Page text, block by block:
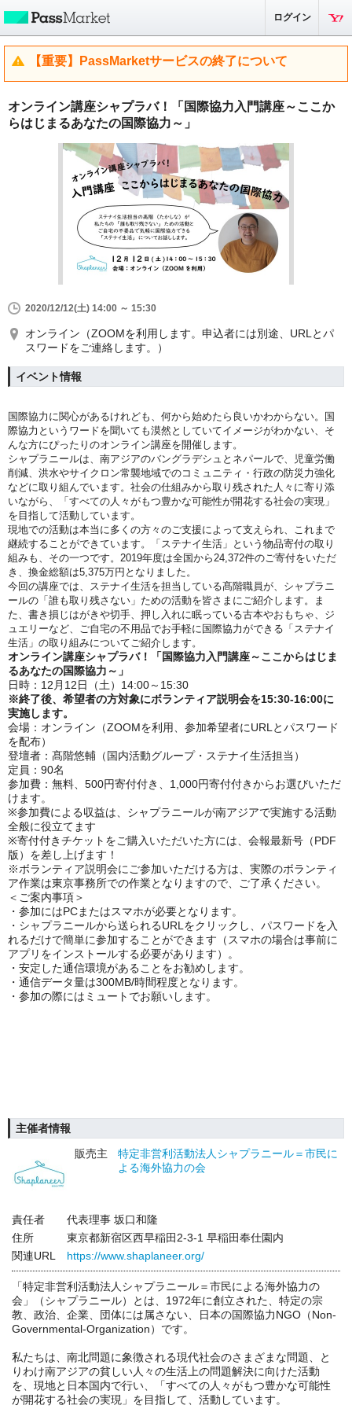
ログイン
【重要】PassMarketサービスの終了について
オンライン講座シャプラバ！「国際協力入門講座～ここか
らはじまるあなたの国際協力～」
2020/12/12(土) 14:00 ～ 15:30
オンライン（ZOOMを利用します。申込者には別途、URLとパ
スワードをご連絡します。）
イベント情報
国際協力に関心があるけれども、何から始めたら良いかわからない。国
際協力というワードを聞いても漠然としていてイメージがわかない、そ
んな方にぴったりのオンライン講座を開催します。
シャプラニールは、南アジアのバングラデシュとネパールで、児童労働
削減、洪水やサイクロン常襲地域でのコミュニティ・行政の防災力強化
などに取り組んでいます。社会の仕組みから取り残された人々に寄り添
いながら、「すべての人々がもつ豊かな可能性が開花する社会の実現」
を目指して活動しています。
現地での活動は本当に多くの方々のご支援によって支えられ、これまで
継続することができています。「ステナイ生活」という物品寄付の取り
組みも、その一つです。2019年度は全国から24,372件のご寄付をいただ
き、換金総額は5,375万円となりました。
今回の講座では、ステナイ生活を担当している髙階職員が、シャプラニ
ールの「誰も取り残さない」ための活動を皆さまにご紹介します。ま
た、書き損じはがきや切手、押し入れに眠っている古本やおもちゃ、ジ
ュエリーなど、ご自宅の不用品でお手軽に国際協力ができる「ステナイ
生活」の取り組みについてご紹介します。
オンライン講座シャプラバ！「国際協力入門講座～ここからはじま
るあなたの国際協力～ 」
日時：12月12日（土）14:00～15:30
※終了後、希望者の方対象にボランティア説明会を15:30-16:00に
実施します。
会場：オンライン（ZOOMを利用、参加希望者にURLとパスワード
を配布）
登壇者：髙階悠輔（国内活動グループ・ステナイ生活担当）
定員：90名
参加費：無料、500円寄付付き、1,000円寄付付きからお選びいただ
けます。
※参加費による収益は、シャプラニールが南アジアで実施する活動
全般に役立てます
※寄付付きチケットをご購入いただいた方には、会報最新号（PDF
版）を差し上げます！
※ボランティア説明会にご参加いただける方は、実際のボランティ
ア作業は東京事務所での作業となりますので、ご了承ください。
＜ご案内事項＞
・参加にはPCまたはスマホが必要となります。
・シャプラニールから送られるURLをクリックし、パスワードを入
れるだけで簡単に参加することができます（スマホの場合は事前に
アプリをインストールする必要があります）。
・安定した通信環境があることをお勧めします。
・通信データ量は300MB/時間程度となります。
・参加の際にはミュートでお願いします。
主催者情報
販売主
特定非営利活動法人シャプラニール＝市民に
よる海外協力の会
責任者
代表理事 坂口和隆
住所
東京都新宿区西早稲田2-3-1 早稲田奉仕園内
関連URL
https://www.shaplaneer.org/
「特定非営利活動法人シャプラニール＝市民による海外協力の
会」（シャプラニール）とは、1972年に創立された、特定の宗
教、政治、企業、団体には属さない、日本の国際協力NGO（Non-
Governmental-Organization）です。
私たちは、南北問題に象徴される現代社会のさまざまな問題、と
りわけ南アジアの貧しい人々の生活上の問題解決に向けた活動
を、現地と日本国内で行い、「すべての人々がもつ豊かな可能性
が開花する社会の実現」を目指して、活動しています。